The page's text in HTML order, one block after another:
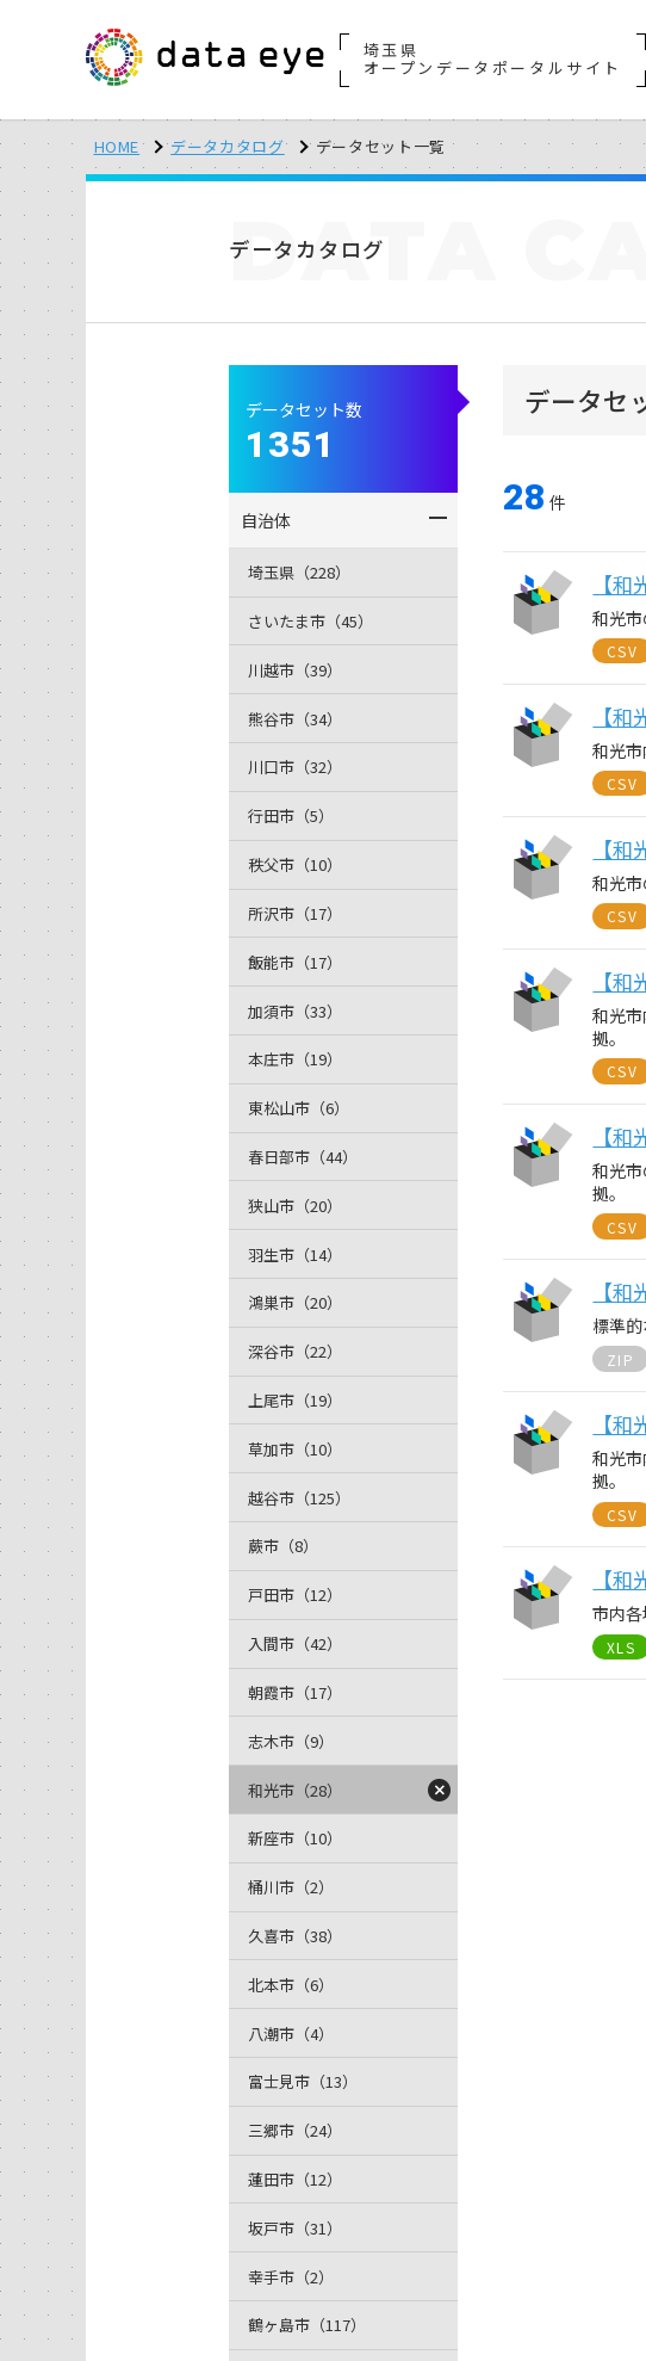
埼玉県
オープンデータポータルサイト
HOME データカタログ データセット一覧
データカタログ
DATA
データセ
28 件
【
和光
CSV
【
和光
CSV
【
和光
CSV
【
和光
拠。
CSV
【
和光
拠。
CSV
【
標準
ZIP
【
和光
拠。
CSV
【
市内
XLS
データセット数
1351
自治体
埼玉県（228）
さいたま市（45）
川越市（39）
熊谷市（34）
川口市（32）
行田市（5）
秩父市（10）
所沢市（17）
飯能市（17）
加須市（33）
本庄市（19）
東松山市（6）
春日部市（44）
狭山市（20）
羽生市（14）
鴻巣市（20）
深谷市（22）
上尾市（19）
草加市（10）
越谷市（125）
蕨市（8）
戸田市（12）
入間市（42）
朝霞市（17）
志木市（9）
和光市（28）
新座市（10）
桶川市（2）
久喜市（38）
北本市（6）
八潮市（4）
富士見市（13）
三郷市（24）
蓮田市（12）
坂戸市（31）
幸手市（2）
鶴ヶ島市（117）